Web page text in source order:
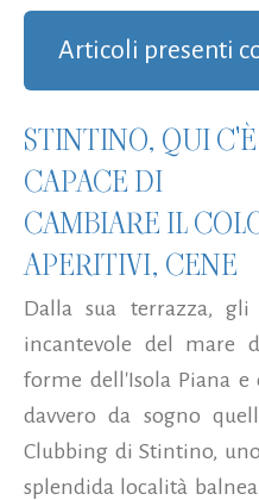
Articoli presenti
STINTINO, QUI
CAPACE DI
CAMBIARE IL
APERITIVI, CENE
Dalla sua terrazza,
incantevole del mare
forme dell'Isola Piana e
davvero da sogno
Clubbing di Stintino,
splendida località